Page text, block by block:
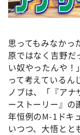
思ってもみなかっ
原ではなく吉野だ
い奴やったんや
って考えているん
ノブは、「『アナ
ーストーリー』の
年恒例のM-1ドキ
いつつ、大悟とと